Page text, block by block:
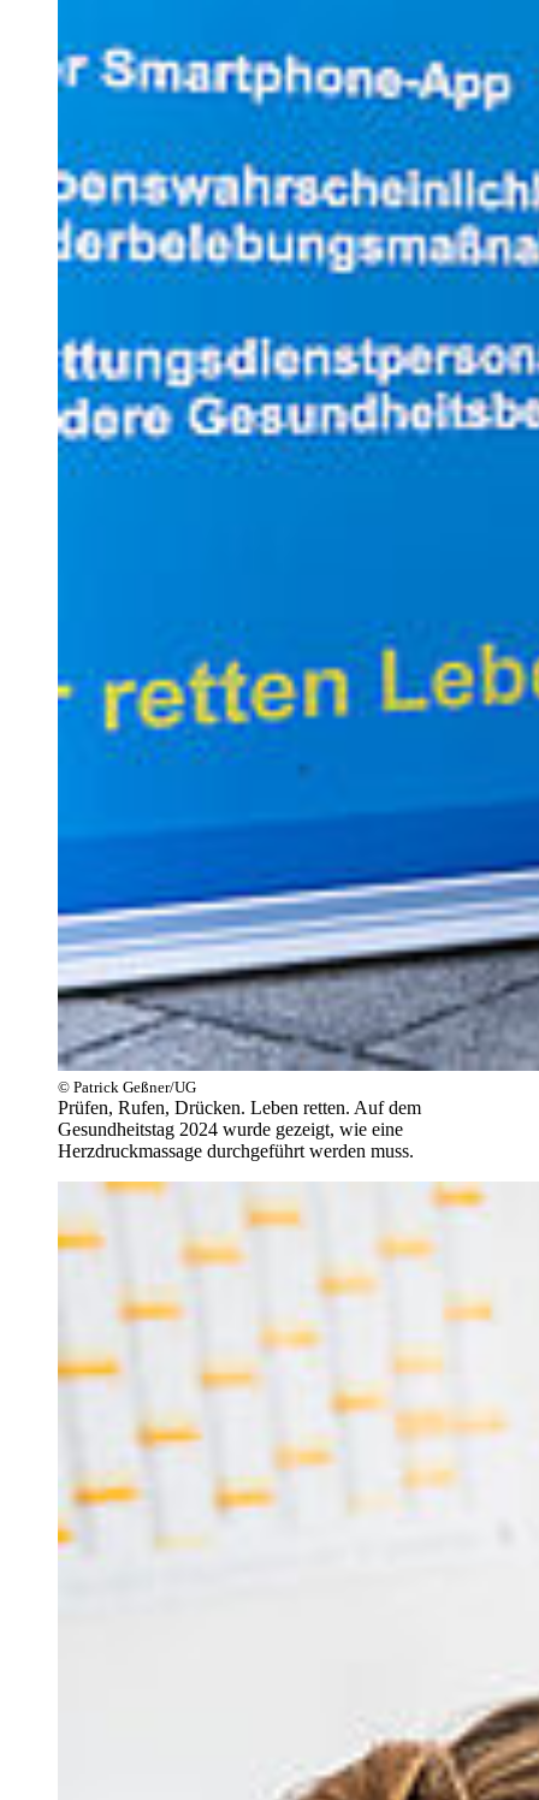
© Patrick Geßner/UG
Prüfen, Rufen, Drücken. Leben retten. Auf dem
Gesundheitstag 2024 wurde gezeigt, wie eine
Herzdruckmassage durchgeführt werden muss.